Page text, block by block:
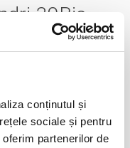
conținutul și
sociale și pentru
partenerilor de
39Bis,